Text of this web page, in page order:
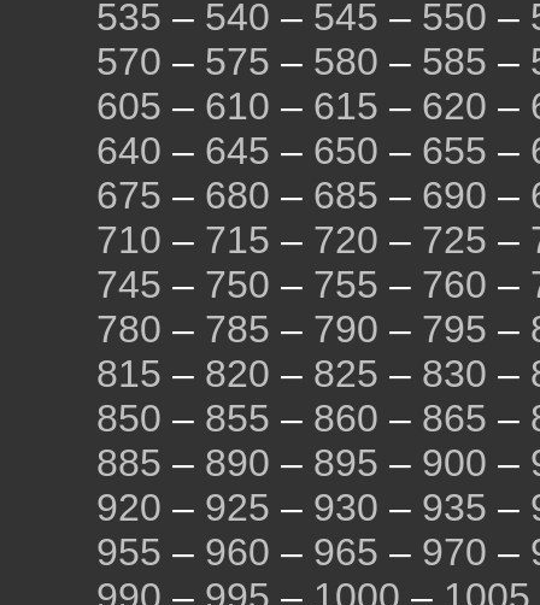
535 – 540 – 545 – 550 –
570 – 575 – 580 – 585 –
605 – 610 – 615 – 620 –
640 – 645 – 650 – 655 –
675 – 680 – 685 – 690 –
710 – 715 – 720 – 725 –
745 – 750 – 755 – 760 –
780 – 785 – 790 – 795 –
815 – 820 – 825 – 830 –
850 – 855 – 860 – 865 –
885 – 890 – 895 – 900 –
920 – 925 – 930 – 935 –
955 – 960 – 965 – 970 –